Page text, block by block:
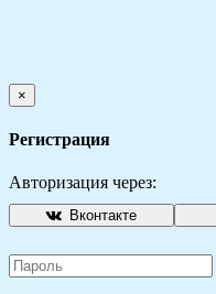
×
Регистрация
Авторизация через:
Вконтакте